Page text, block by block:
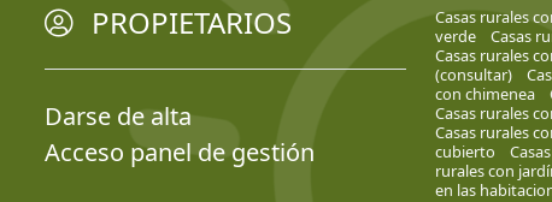
PROPIETARIOS
Darse de alta
Acceso panel de gestión
Casas rurales
verde
Casas
Casas rurales
(consultar)
con chimenea
Casas rurales
Casas rurales
cubierto
rurales con
en las